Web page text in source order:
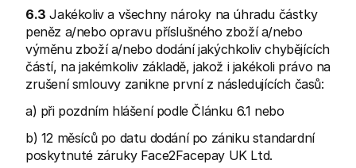
6.3 Jakékoliv a všechny nároky na úhradu částky
peněz a/nebo opravu příslušného zboží a/nebo
výměnu zboží a/nebo dodání jakýchkoliv chybějících
částí, na jakémkoliv základě, jakož i jakékoli právo na
zrušení smlouvy zanikne první z následujících časů:
a) při pozdním hlášení podle Článku 6.1 nebo
b) 12 měsíců po datu dodání po zániku standardní
poskytnuté záruky Face2Facepay UK Ltd.